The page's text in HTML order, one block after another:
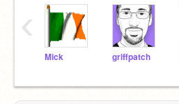
Mick griffpatch
‹